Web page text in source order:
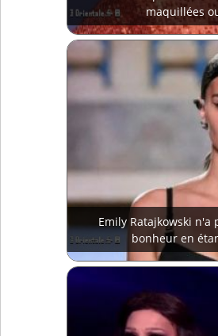
maquillées
Emily Ratajkowski n'a
bonheur en